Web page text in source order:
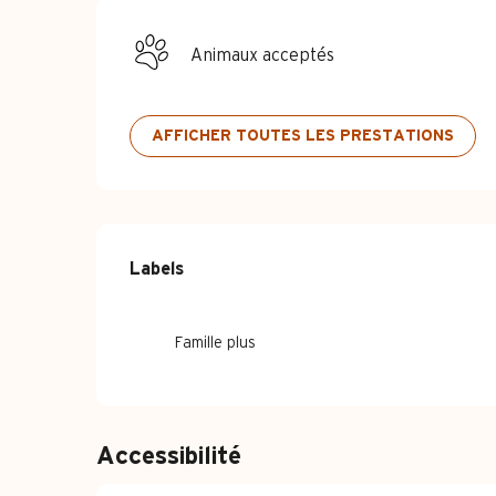
Animaux acceptés
AFFICHER TOUTES LES PRESTATIONS
Offres de
Labels
Labels
Famille plus
Accessibilité